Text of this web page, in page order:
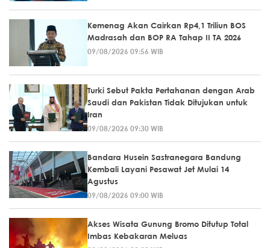
Kemenag Akan Cairkan Rp4,1 Triliun BOS
Madrasah dan BOP RA Tahap II TA 2026
09/08/2026 09:56 WIB
Turki Sebut Pakta Pertahanan dengan Arab
Saudi dan Pakistan Tidak Ditujukan untuk
Iran
09/08/2026 09:30 WIB
Bandara Husein Sastranegara Bandung
Kembali Layani Pesawat Jet Mulai 14
Agustus
09/08/2026 09:00 WIB
Akses Wisata Gunung Bromo Ditutup Total
Imbas Kebakaran Meluas